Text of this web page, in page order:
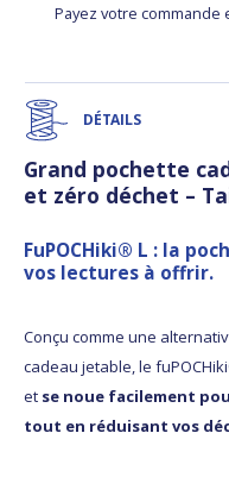
Payez votre commande
DÉTAILS
Grand pochette
et zéro déchet –
FuPOCHiki® L : la
vos lectures à offrir.
Conçu comme une
cadeau jetable, le
et se noue facilement
tout en réduisant vos